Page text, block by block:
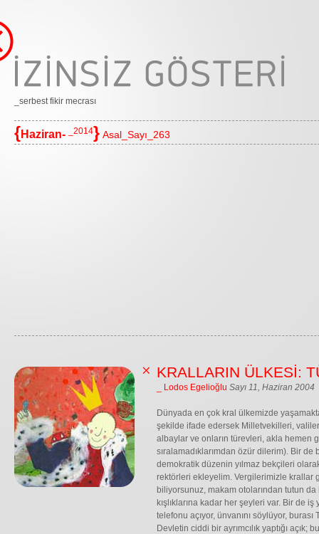
_serbest fikir mecrası
{Haziran- _2014} Asal_Sayı_263
KRALLARIN ÜLKESİ:
_ Lodos Egelioğlu Sayı 11, Haziran 2004
Dünyada en çok kral ülkemizde
şekilde ifade edersek Milletvekilleri,
albaylar ve onların türevleri, akla hemen
sıralamadıklarımdan özür dilerim). Bir
demokratik düzenin yılmaz bekçileri
rektörleri ekleyelim. Vergilerimizle krallar
biliyorsunuz, makam otolarından tutun da
kışlıklarına kadar her şeyleri var. Bir de iş
telefonu açıyor, ünvanını söylüyor, burası
Devletin ciddi bir ayrımcılık yaptığı açık;